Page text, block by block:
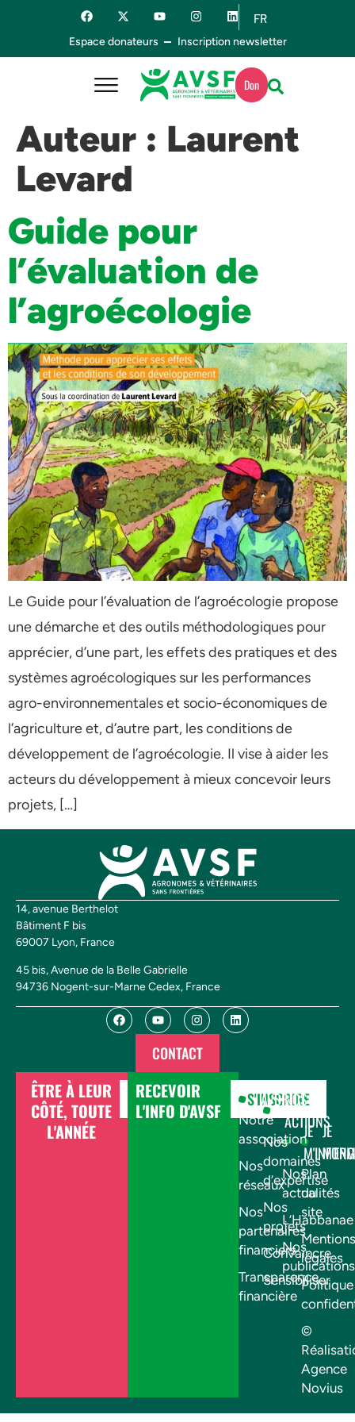
FR
ES
Espace donateurs Inscription newsletter
Don
Auteur : Laurent
Levard
Guide pour
l’évaluation de
l’agroécologie
Le Guide pour l’évaluation de l’agroécologie propose
une démarche et des outils méthodologiques pour
apprécier, d’une part, les effets des pratiques et des
systèmes agroécologiques sur les performances
agro-environnementales et socio-économiques de
l’agriculture et, d’autre part, les conditions de
développement de l’agroécologie. Il vise à aider les
acteurs du développement à mieux concevoir leurs
projets, […]
14, avenue Berthelot
Bâtiment F bis
69007 Lyon, France
45 bis, Avenue de la Belle Gabrielle
94736 Nogent-sur-Marne Cedex, France
CONTACT
ÊTRE À LEUR
CÔTÉ, TOUTE
L'ANNÉE
DONNER
RECEVOIR
L'INFO D'AVSF
S'INSCRIRE
AVSF
Notre
association
Nos
réseaux
Nos
partenaires
financiers
Transparence
financière
NOS
ACTIONS
Nos
domaines
d’expertise
Nos
projets
Convaincre
Sensibiliser
JE
Nos
actualités
L’Habbanae
Nos
publications
JE
Plan
du
site
Mentions
légales
©
Agence
Novius